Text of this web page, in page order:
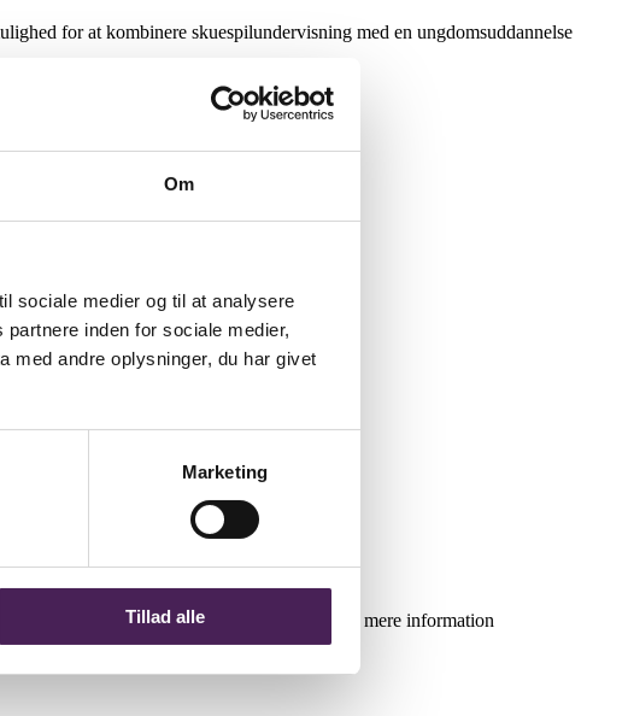
Om
sociale medier og til at analysere
inden for sociale medier,
med andre oplysninger, du har givet
Marketing
Tillad alle
for at kombinere skuespilundervisning med en ungdomsuddannelse
m.m. Følg vores målgruppe-indgange til mere information